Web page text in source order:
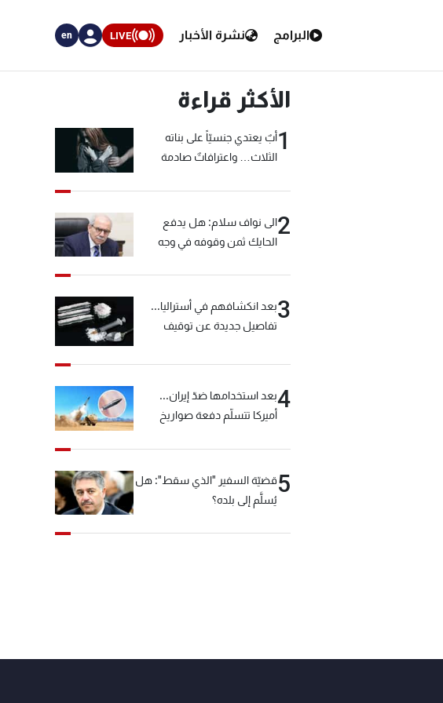
البرامج نشرة الأخبار LIVE
en
الأكثر قراءة
1أبٌ يعتدي جنسيّاً على بناته
الثلاث… واعترافاتٌ صادمة
2الى نواف سلام: هل يدفع
الحايك ثمن وقوفه في وجه
3بعد انكشافهم في أستراليا...
تفاصيل جديدة عن توقيف
4بعد استخدامها ضدّ إيران...
أميركا تتسلّم دفعة صواريخ
5قضيّة السفير "الذي سقط": هل
يُسلَّم إلى بلده؟